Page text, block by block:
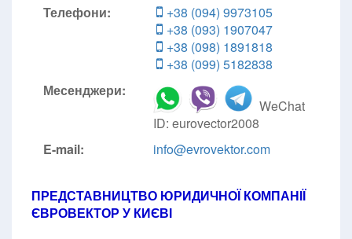
Телефони:
+38 (094) 9973105
+38 (093) 1907047
+38 (098) 1891818
+38 (099) 5182838
Месенджери:
WeChat
ID: eurovector2008
E-mail:
info@evrovektor.com
ПРЕДСТАВНИЦТВО ЮРИДИЧНОЇ КОМПАНІЇ
ЄВРОВЕКТОР У КИЄВІ